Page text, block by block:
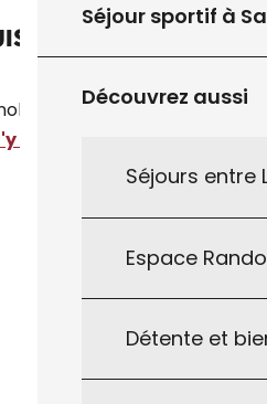
Séjour sportif à
Découvrez aussi
Séjours entre
Espace
Détente et
de Saint-
46300 Saint-Clair
rendre